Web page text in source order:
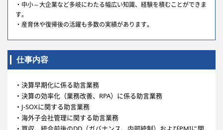
・中小～大企業など多岐にわたる幅広い知識、経験を積むことができま
す。
・産育休や復帰後の活躍も多数の実績があります。
仕事内容
・決算早期化に係る助言業務
・決算の効率化（業務改善、RPA）に係る助言業務
・J-SOXに関する助言業務
・海外子会社管理に関する助言業務